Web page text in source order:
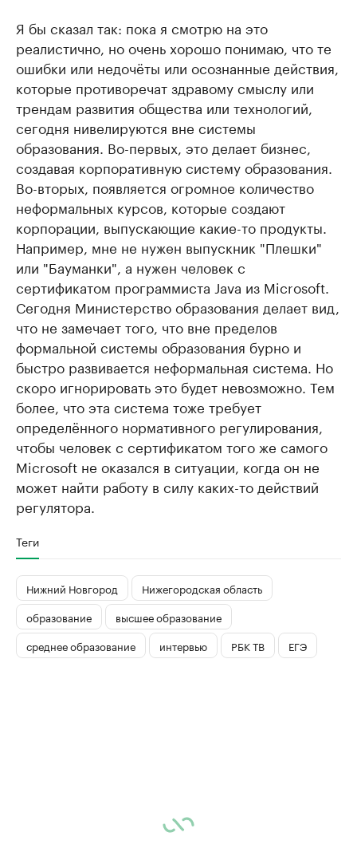
Я бы сказал так: пока я смотрю на это
реалистично, но очень хорошо понимаю, что те
ошибки или недочёты или осознанные действия,
которые противоречат здравому смыслу или
трендам развития общества или технологий,
сегодня нивелируются вне системы
образования. Во-первых, это делает бизнес,
создавая корпоративную систему образования.
Во-вторых, появляется огромное количество
неформальных курсов, которые создают
корпорации, выпускающие какие-то продукты.
Например, мне не нужен выпускник "Плешки"
или "Бауманки", а нужен человек с
сертификатом программиста Java из Microsoft.
Сегодня Министерство образования делает вид,
что не замечает того, что вне пределов
формальной системы образования бурно и
быстро развивается неформальная система. Но
скоро игнорировать это будет невозможно. Тем
более, что эта система тоже требует
определённого нормативного регулирования,
чтобы человек с сертификатом того же самого
Microsoft не оказался в ситуации, когда он не
может найти работу в силу каких-то действий
регулятора.
Теги
Нижний Новгород
Нижегородская область
образование
высшее образование
среднее образование
интервью РБК ТВ ЕГЭ